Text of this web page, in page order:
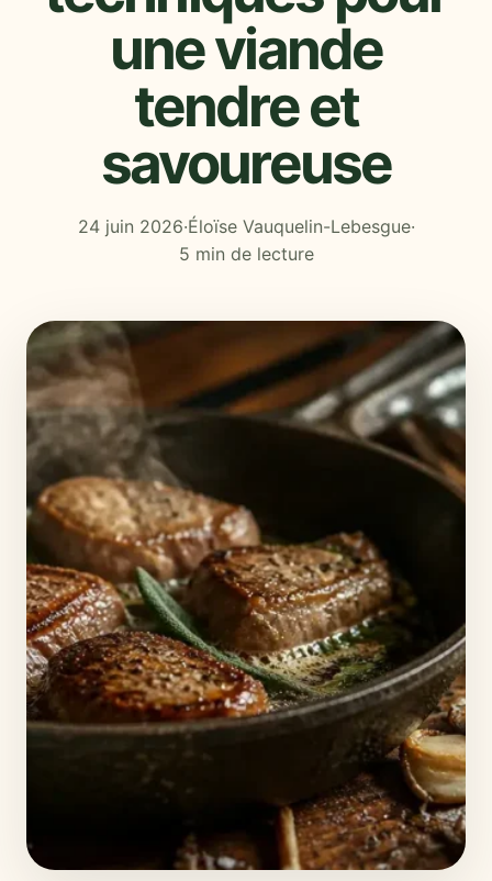
une viande
tendre et
savoureuse
24 juin 2026·Éloïse Vauquelin-Lebesgue·
5 min de lecture